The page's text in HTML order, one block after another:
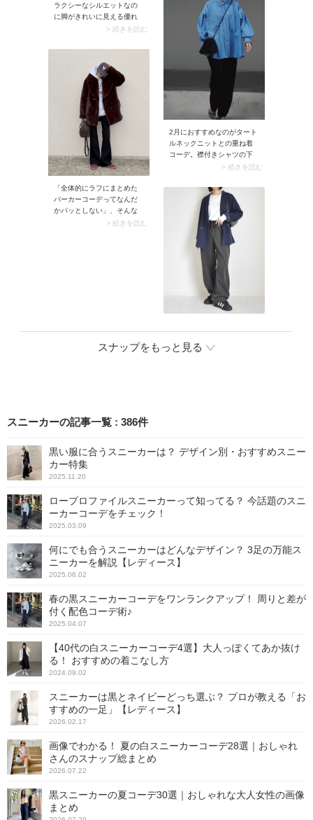
い勝手は抜群。Tシャツやプ
ルオーバーを着るときのア
ウター代わりとしても活用
できますよ。
ラクシーなシルエットなの
に脚がきれいに見える優れ
モノ。ひざから裾にかけて
くシルエットは下半身のラ
インを拾わず、着痩せ見え
に効果を発揮します。穿く
だけでこなれたルックスに
決まりますよ。
> 続きを読む
2月におすすめなのがタート
ルネックニットとの重ね着
コーデ。襟付きシャツの下
に着ることで保温性が高ま
ップ。シャツが主役となる
ため、ひと足早く春っぽい
装いが楽しめます。
> 続きを読む
「全体的にラフにまとめた
パーカーコーデってなんだ
かパッとしない」、そんな
ときは上質なアウターを羽
> 続きを読む
スナップをもっと見る
スニーカーの記事一覧 : 386件
黒い服に合うスニーカーは？ デザイン別・おすすめスニー
カー特集
2025.11.20
ロープロファイルスニーカーって知ってる？ 今話題のスニ
ーカーコーデをチェック！
2025.03.09
何にでも合うスニーカーはどんなデザイン？ 3足の万能ス
ニーカーを解説【レディース】
2025.06.02
春の黒スニーカーコーデをワンランクアップ！ 周りと差が
付く配色コーデ術♪
2025.04.07
【40代の白スニーカーコーデ4選】大人っぽくてあか抜け
る！ おすすめの着こなし方
2024.09.02
スニーカーは黒とネイビーどっち選ぶ？ プロが教える「お
すすめの一足」【レディース】
2026.02.17
画像でわかる！ 夏の白スニーカーコーデ28選｜おしゃれ
さんのスナップ総まとめ
2026.07.22
黒スニーカーの夏コーデ30選｜おしゃれな大人女性の画像
まとめ